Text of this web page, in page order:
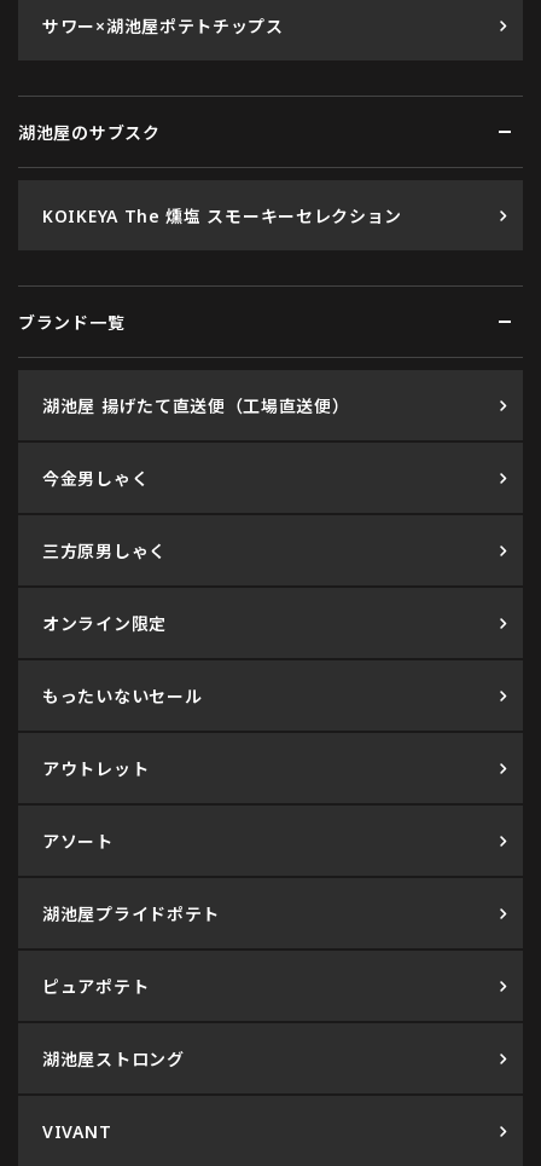
サワー×湖池屋ポテトチップス
湖池屋のサブスク
KOIKEYA The 燻塩 スモーキーセレクション
ブランド一覧
湖池屋 揚げたて直送便（工場直送便）
今金男しゃく
三方原男しゃく
オンライン限定
もったいないセール
アウトレット
アソート
湖池屋プライドポテト
ピュアポテト
湖池屋ストロング
VIVANT